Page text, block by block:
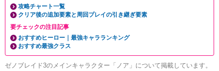
攻略チャート一覧
クリア後の追加要素と周回プレイの引き継ぎ要素
要チェックの注目記事
おすすめヒーロー｜最強キャラランキング
おすすめ最強クラス
ゼノブレイド3のメインキャラクター「ノア」について掲載しています。